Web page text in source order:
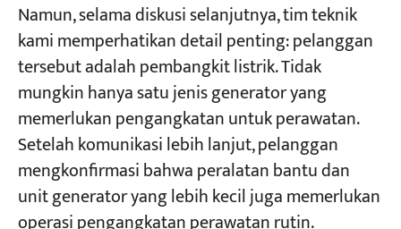
Namun, selama diskusi selanjutnya, tim teknik
kami memperhatikan detail penting: pelanggan
tersebut adalah pembangkit listrik. Tidak
mungkin hanya satu jenis generator yang
memerlukan pengangkatan untuk perawatan.
Setelah komunikasi lebih lanjut, pelanggan
mengkonfirmasi bahwa peralatan bantu dan
unit generator yang lebih kecil juga memerlukan